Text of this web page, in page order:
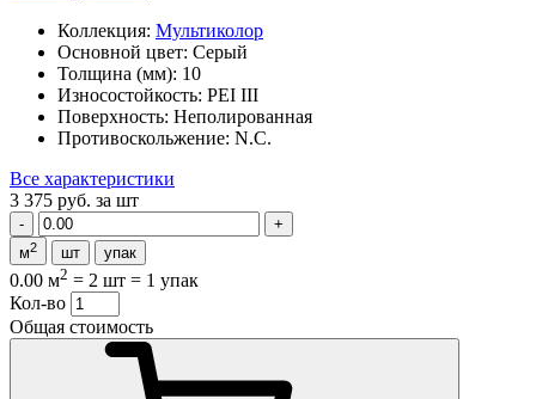
Коллекция: Мультиколор
Основной цвет: Серый
Толщина (мм): 10
Износостойкость: PEI III
Поверхность: Неполированная
Противоскольжение: N.C.
Все характеристики
3 375 руб. за шт
м2 шт упак
0.00 м2 = 2 шт = 1 упак
Кол-во
Общая стоимость